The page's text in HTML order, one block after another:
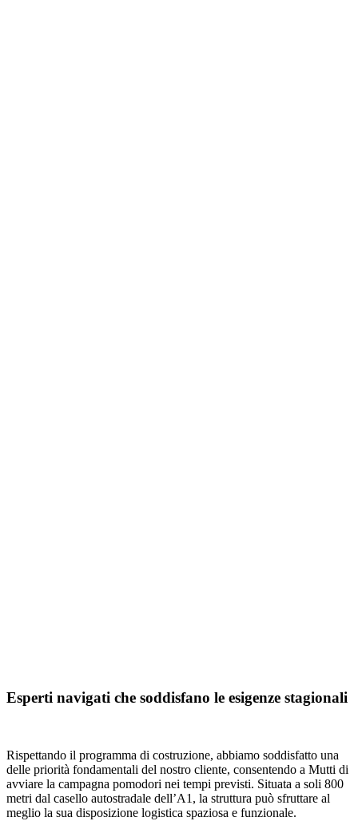
Esperti navigati che soddisfano le esigenze stagionali
Rispettando il programma di costruzione, abbiamo soddisfatto una
delle priorità fondamentali del nostro cliente, consentendo a Mutti di
avviare la campagna pomodori nei tempi previsti. Situata a soli 800
metri dal casello autostradale dell’A1, la struttura può sfruttare al
meglio la sua disposizione logistica spaziosa e funzionale.